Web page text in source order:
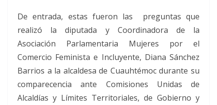
De entrada, estas fueron las preguntas que
realizó la diputada y Coordinadora de la
Asociación Parlamentaria Mujeres por el
Comercio Feminista e Incluyente, Diana Sánchez
Barrios a la alcaldesa de Cuauhtémoc durante su
comparecencia ante Comisiones Unidas de
Alcaldías y Límites Territoriales, de Gobierno y